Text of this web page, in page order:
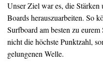
Unser Ziel war es, die Stärken
Boards herauszuarbeiten. So
Surfboard am besten zu
nicht die höchste Punktzahl,
gelungenen Welle.